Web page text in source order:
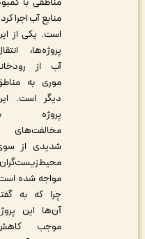
منابع آب اجرا کرده
است. یکی از این
پروژه‌ها، انتقال
آب از رودخانه
موری به مناطق
دیگر است. این
پروژه با
مخالفت‌های
شدیدی از سوی
محیط‌زیست‌گران
مواجه شده است،
چرا که به گفته
آن‌ها این پروژه
موجب کاهش